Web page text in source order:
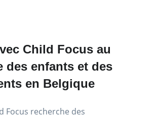
Child Focus au
des enfants et des
en Belgique
Focus recherche des